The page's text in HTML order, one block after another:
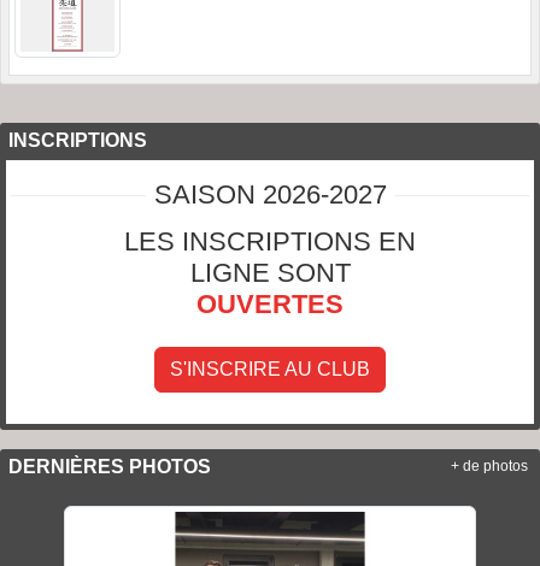
INSCRIPTIONS
SAISON 2026-2027
LES INSCRIPTIONS EN
LIGNE SONT
OUVERTES
S'INSCRIRE AU CLUB
DERNIÈRES PHOTOS + de photos